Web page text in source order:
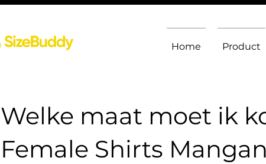
Home Product
Welke maat moet ik
Female Shirts